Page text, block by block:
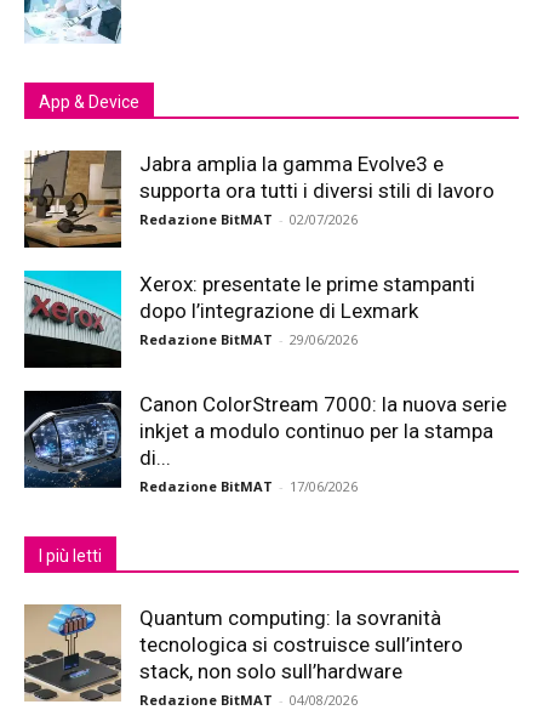
App & Device
Jabra amplia la gamma Evolve3 e
supporta ora tutti i diversi stili di lavoro
Redazione BitMAT - 02/07/2026
Xerox: presentate le prime stampanti
dopo l’integrazione di Lexmark
Redazione BitMAT - 29/06/2026
Canon ColorStream 7000: la nuova serie
inkjet a modulo continuo per la stampa
di...
Redazione BitMAT - 17/06/2026
I più letti
Quantum computing: la sovranità
tecnologica si costruisce sull’intero
stack, non solo sull’hardware
Redazione BitMAT - 04/08/2026